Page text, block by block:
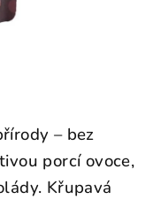
– bez
porcí ovoce,
Křupavá